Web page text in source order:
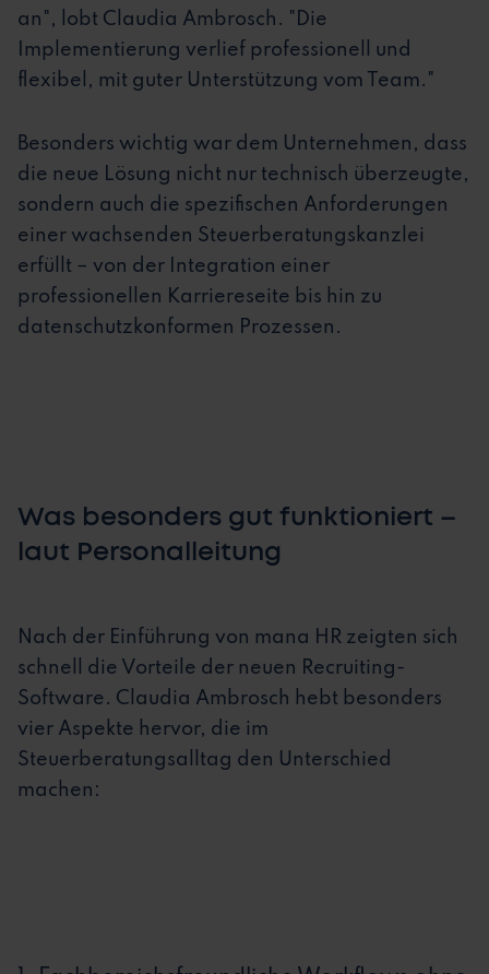
an", lobt Claudia Ambrosch. "Die
Implementierung verlief professionell und
flexibel, mit guter Unterstützung vom Team."
Besonders wichtig war dem Unternehmen, dass
die neue Lösung nicht nur technisch überzeugte,
sondern auch die spezifischen Anforderungen
einer wachsenden Steuerberatungskanzlei
erfüllt – von der Integration einer
professionellen Karriereseite bis hin zu
datenschutzkonformen Prozessen.
Was besonders gut funktioniert –
laut Personalleitung
Nach der Einführung von mana HR zeigten sich
schnell die Vorteile der neuen Recruiting-
Software. Claudia Ambrosch hebt besonders
vier Aspekte hervor, die im
Steuerberatungsalltag den Unterschied
machen: